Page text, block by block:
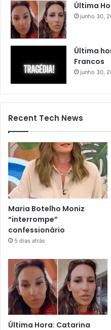
Última
junho 30,
Última
Francos
junho 30,
Recent Tech News
Maria Botelho Moniz
“interrompe”
confessionário
5 dias atrás
Última Hora: Catarina